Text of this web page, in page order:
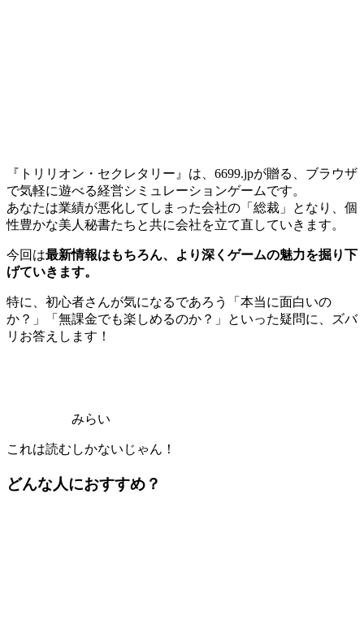
『トリリオン・セクレタリー』は、6699.jpが贈る、ブラウザ
で気軽に遊べる経営シミュレーションゲームです。
あなたは業績が悪化してしまった会社の「総裁」となり、個
性豊かな美人秘書たちと共に会社を立て直していきます。
今回は最新情報はもちろん、より深くゲームの魅力を掘り下
げていきます。
特に、初心者さんが気になるであろう「本当に面白いの
か？」「無課金でも楽しめるのか？」といった疑問に、ズバ
リお答えします！
みらい
これは読むしかないじゃん！
どんな人におすすめ？